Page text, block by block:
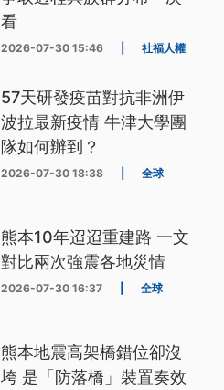
看
2026-07-30 15:46 社福人權
57天研發疫苗對抗非洲伊
波拉最新疫情 牛津大學團
隊如何辦到？
2026-07-30 18:38 全球
熊本10年迢迢重建路 一文
對比兩次強震各地災情
2026-07-30 16:37 全球
熊本地震高架橋錯位卻沒
垮 是「防落橋」裝置奏效